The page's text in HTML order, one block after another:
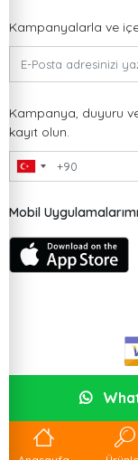
Kampanyalarla ve
Kampanya, duyuru
kayıt olun.
Mobil